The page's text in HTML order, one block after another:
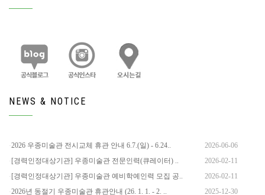
NEWS & NOTICE
2026 우종미술관 전시교체 휴관 안내 6.7.(일) - 6.24..
2026-06-06
[경력인정대상기관] 우종미술관 전문인력(큐레이터) ..
2026-02-11
[경력인정대상기관] 우종미술관 예비학예인력 모집 공..
2026-02-11
2026년 동절기 우종미술관 휴관안내 (26. 1. 1. - 2. ..
2025-12-30